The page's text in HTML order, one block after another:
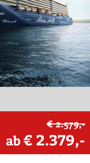
€ 2.579,-
ab€ 2.379,-